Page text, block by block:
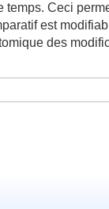
Ceci
est
des